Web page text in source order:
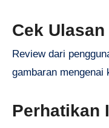
Cek
Review dari
gambaran mengenai
Perhatikan